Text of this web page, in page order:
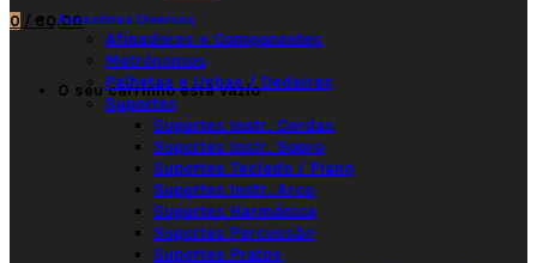
0 / €0,00
O seu carrinho está vazio
Acessórios Diversos
Afinadores e Componentes
Metrónomos
Palhetas e Unhas / Dedeiras
Suportes
Suportes Instr. Cordas
Suportes Instr. Sopro
Suportes Teclado / Piano
Suportes Instr. Arco
Suportes Harmónica
Suportes Percussão
Suportes Pratos